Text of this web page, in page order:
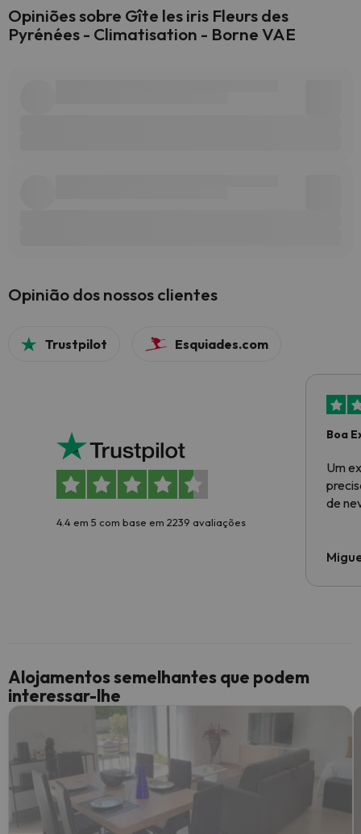
Opiniões sobre Gîte les iris Fleurs des
Pyrénées - Climatisation - Borne VAE
Opinião dos nossos clientes
Trustpilot Esquiades.com
4.4 em 5 com base em 2239 avaliações
Boa
Um
de
Alojamentos semelhantes que podem
interessar-lhe